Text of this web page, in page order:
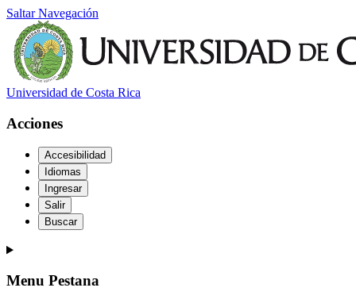
Saltar Navegación
Universidad de Costa Rica
Acciones
Accesibilidad
Idiomas
Ingresar
Salir
Buscar
Menu Pestana